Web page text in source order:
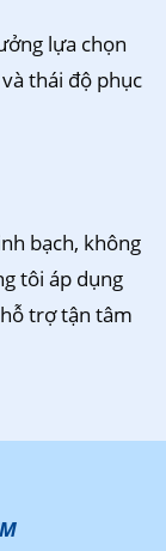
lựa chọn
thái độ phục
bạch, không
tôi áp dụng
trợ tận tâm